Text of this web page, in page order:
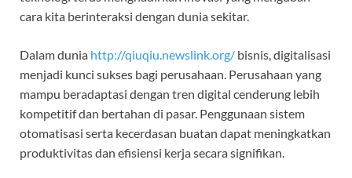
cara kita berinteraksi dengan dunia sekitar.
Dalam dunia http://qiuqiu.newslink.org/ bisnis, digitalisasi
menjadi kunci sukses bagi perusahaan. Perusahaan yang
mampu beradaptasi dengan tren digital cenderung lebih
kompetitif dan bertahan di pasar. Penggunaan sistem
otomatisasi serta kecerdasan buatan dapat meningkatkan
produktivitas dan efisiensi kerja secara signifikan.